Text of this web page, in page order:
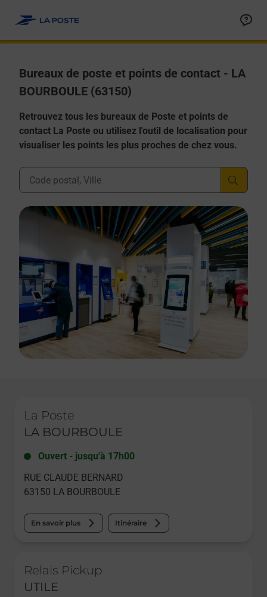
Bureaux de poste et points de contact - LA
BOURBOULE (63150)
Retrouvez tous les bureaux de Poste et points de
contact La Poste ou utilisez l'outil de localisation pour
visualiser les points les plus proches de chez vous.
Ville, Département, Code Postal
La Poste
LA BOURBOULE
Ouvert - jusqu'à 17h00
RUE CLAUDE BERNARD
63150 LA BOURBOULE
En savoir plus Itinéraire
Relais Pickup
UTILE